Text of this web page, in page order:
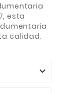
esta
calidad.
